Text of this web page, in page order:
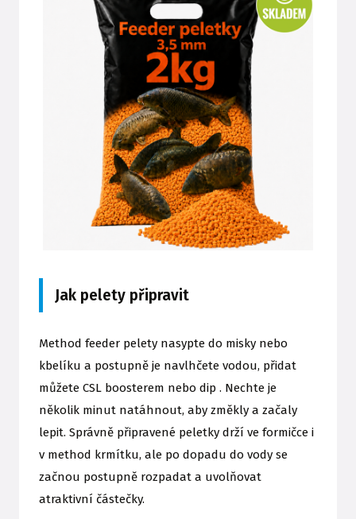
Jak pelety připravit
Method feeder pelety nasypte do misky nebo
kbelíku a postupně je navlhčete vodou, přidat
můžete CSL boosterem nebo dip . Nechte je
několik minut natáhnout, aby změkly a začaly
lepit. Správně připravené peletky drží ve formičce i
v method krmítku, ale po dopadu do vody se
začnou postupně rozpadat a uvolňovat
atraktivní částečky.